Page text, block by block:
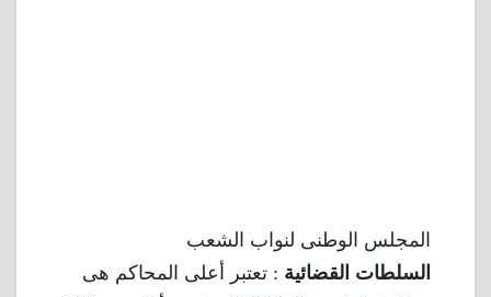
المجلس الوطنى لنواب الشعب
السلطات القضائية : تعتبر أعلى المحاكم هى